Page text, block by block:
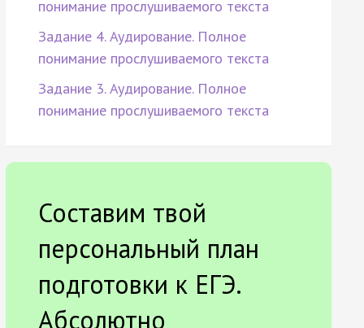
понимание прослушиваемого текста
Задание 4. Аудирование. Полное
понимание прослушиваемого текста
Задание 3. Аудирование. Полное
понимание прослушиваемого текста
Составим твой
персональный план
подготовки к ЕГЭ.
Абсолютно